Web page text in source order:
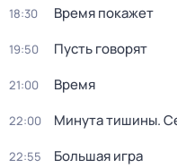
18:30 Время покажет
19:50 Пусть говорят
21:00 Время
22:00 Минута тишины.
22:55 Большая игра